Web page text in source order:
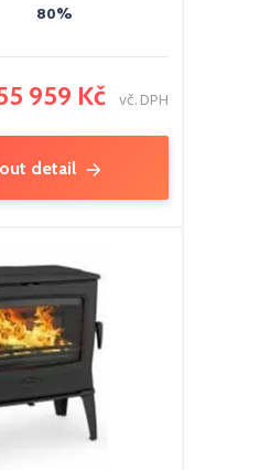
80%
959 Kč vč. DPH
detail